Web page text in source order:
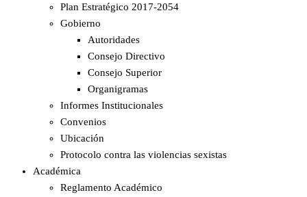
Plan Estratégico 2017-2054
Gobierno
Autoridades
Consejo Directivo
Consejo Superior
Organigramas
Informes Institucionales
Convenios
Ubicación
Protocolo contra las violencias sexistas
Académica
Reglamento Académico